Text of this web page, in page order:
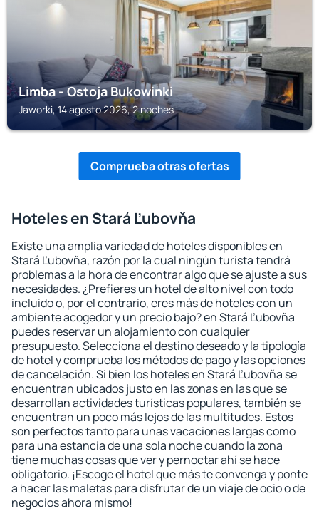
Limba - Ostoja Bukowinki
Jaworki, 14 agosto 2026, 2 noches
Comprueba otras ofertas
Hoteles en Stará Ľubovňa
Existe una amplia variedad de hoteles disponibles en
Stará Ľubovňa, razón por la cual ningún turista tendrá
problemas a la hora de encontrar algo que se ajuste a sus
necesidades. ¿Prefieres un hotel de alto nivel con todo
incluido o, por el contrario, eres más de hoteles con un
ambiente acogedor y un precio bajo? en Stará Ľubovňa
puedes reservar un alojamiento con cualquier
presupuesto. Selecciona el destino deseado y la tipología
de hotel y comprueba los métodos de pago y las opciones
de cancelación. Si bien los hoteles en Stará Ľubovňa se
encuentran ubicados justo en las zonas en las que se
desarrollan actividades turísticas populares, también se
encuentran un poco más lejos de las multitudes. Estos
son perfectos tanto para unas vacaciones largas como
para una estancia de una sola noche cuando la zona
tiene muchas cosas que ver y pernoctar ahí se hace
obligatorio. ¡Escoge el hotel que más te convenga y ponte
a hacer las maletas para disfrutar de un viaje de ocio o de
negocios ahora mismo!